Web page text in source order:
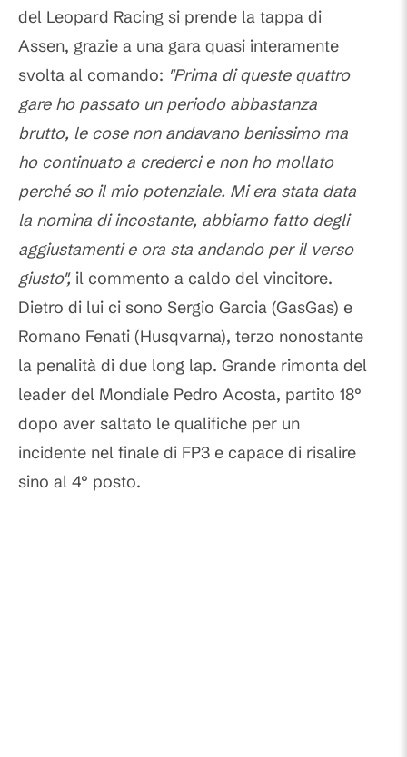
del Leopard Racing si prende la tappa di
Assen, grazie a una gara quasi interamente
svolta al comando: "Prima di queste quattro
gare ho passato un periodo abbastanza
brutto, le cose non andavano benissimo ma
ho continuato a crederci e non ho mollato
perché so il mio potenziale. Mi era stata data
la nomina di incostante, abbiamo fatto degli
aggiustamenti e ora sta andando per il verso
giusto", il commento a caldo del vincitore.
Dietro di lui ci sono Sergio Garcia (GasGas) e
Romano Fenati (Husqvarna), terzo nonostante
la penalità di due long lap. Grande rimonta del
leader del Mondiale Pedro Acosta, partito 18°
dopo aver saltato le qualifiche per un
incidente nel finale di FP3 e capace di risalire
sino al 4° posto.